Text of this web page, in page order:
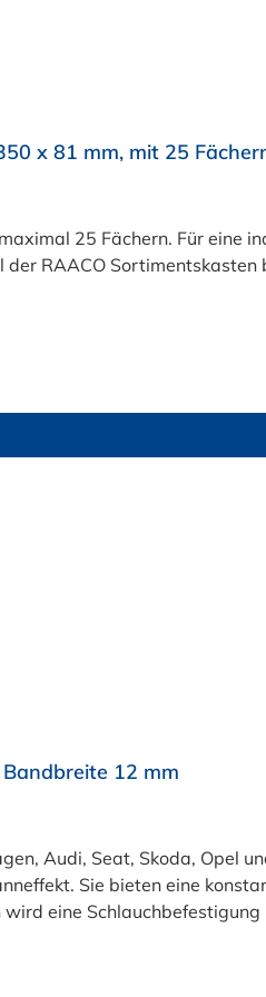
x 81 mm, mit 25
25 Fächern. Für eine
RAACO
12 mm
Audi, Seat, Skoda, Opel
Sie bieten eine
eine
nach DIN 3021 bietet Ihnen
dieser